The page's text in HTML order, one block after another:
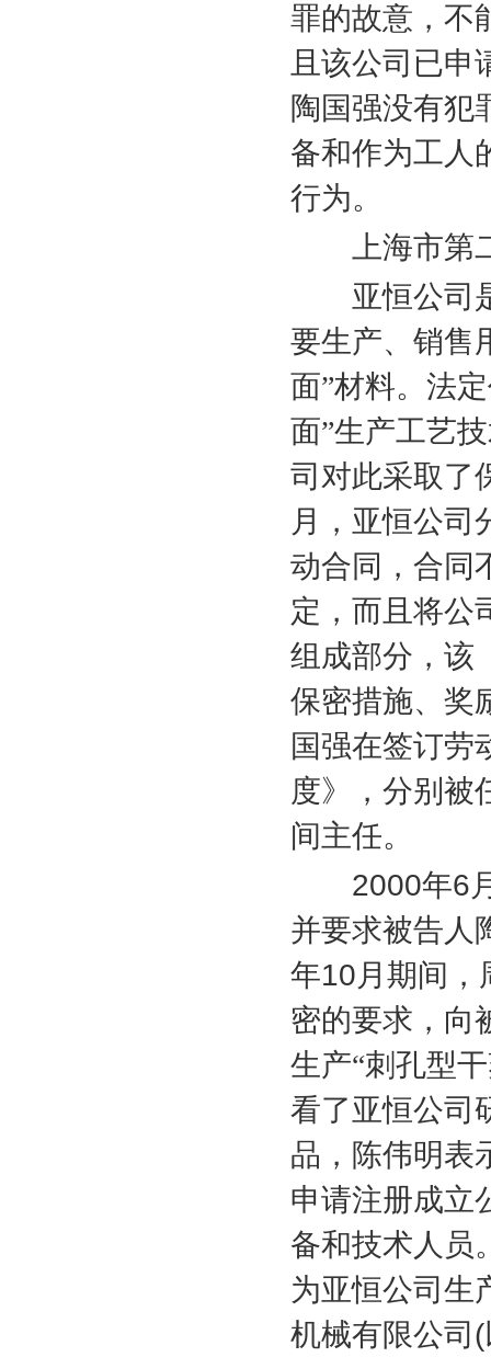
罪的故意，不
且该公司已申
陶国强没有犯
备和作为工人
行为。
上海市第二
亚恒公司
要生产、销售
面”材料。法
面”生产工艺
司对此采取了
月，亚恒公司
动合同，合同
定，而且将公
组成部分，该
保密措施、奖
国强在签订劳
度》，分别被
间主任。
2000年6
并要求被告人
年10月期间
密的要求，向
生产“刺孔型
看了亚恒公司
品，陈伟明表
申请注册成立
备和技术人员
为亚恒公司生
机械有限公司 (